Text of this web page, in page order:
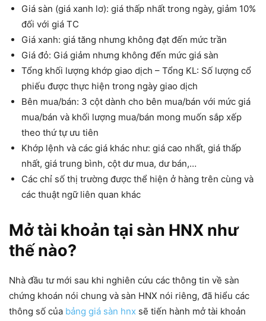
Giá sàn (giá xanh lơ): giá thấp nhất trong ngày, giảm 10%
đối với giá TC
Giá xanh: giá tăng nhưng không đạt đến mức trần
Giá đỏ: Giá giảm nhưng không đến mức giá sàn
Tổng khối lượng khớp giao dịch – Tổng KL: Số lượng cổ
phiếu được thực hiện trong ngày giao dịch
Bên mua/bán: 3 cột dành cho bên mua/bán với mức giá
mua/bán và khối lượng mua/bán mong muốn sắp xếp
theo thứ tự ưu tiên
Khớp lệnh và các giá khác như: giá cao nhất, giá thấp
nhất, giá trung bình, cột dư mua, dư bán,…
Các chỉ số thị trường được thể hiện ở hàng trên cùng và
các thuật ngữ liên quan khác
Mở tài khoản tại sàn HNX như
thế nào?
Nhà đầu tư mới sau khi nghiên cứu các thông tin về sàn
chứng khoán nói chung và sàn HNX nói riêng, đã hiểu các
thông số của bảng giá sàn hnx sẽ tiến hành mở tài khoản